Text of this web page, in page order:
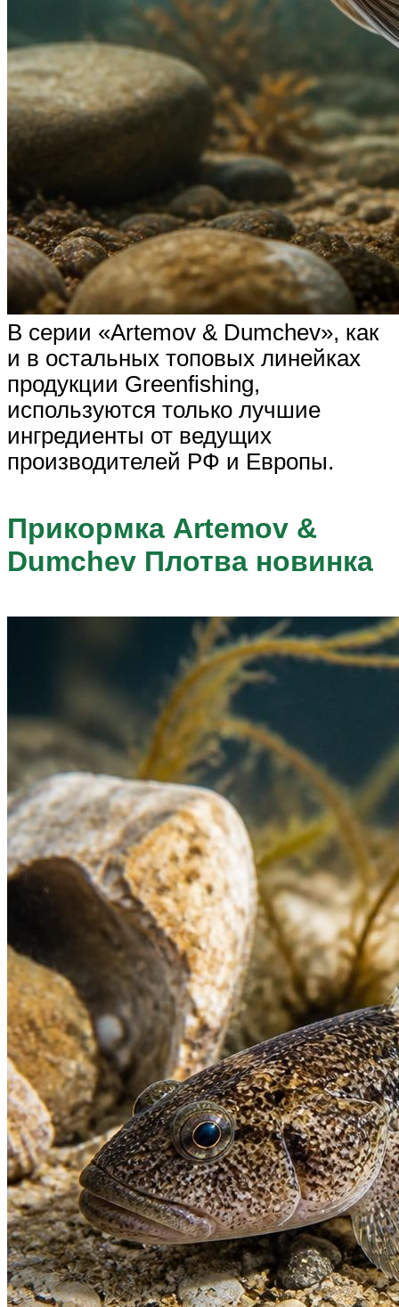
В серии «Artemov & Dumchev», как
и в остальных топовых линейках
продукции Greenfishing,
используются только лучшие
ингредиенты от ведущих
производителей РФ и Европы.
Прикормка Artemov &
Dumchev Плотва новинка